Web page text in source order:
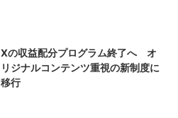
Xの収益配分プログラム終了へ オ
リジナルコンテンツ重視の新制度に
移行